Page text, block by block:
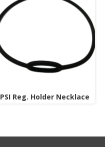
PSI Reg. Holder Necklace